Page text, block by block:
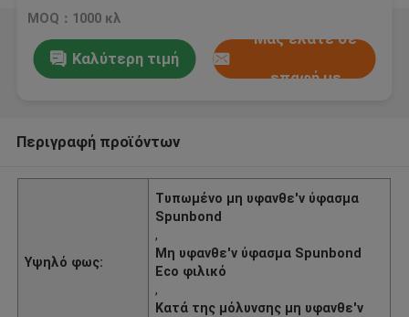
MOQ：1000 κλ
Καλύτερη τιμή
Μας ελάτε σε
επαφή με
Περιγραφή προϊόντων
Υψηλό φως:
Τυπωμένο μη υφανθε'ν ύφασμα
Spunbond
,
Μη υφανθε'ν ύφασμα Spunbond
Eco φιλικό
,
Κατά της μόλυνσης μη υφανθε'ν